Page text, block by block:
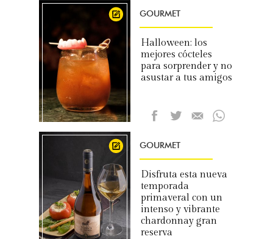
GOURMET
Halloween: los
mejores cócteles
para sorprender y no
asustar a tus amigos
GOURMET
Disfruta esta nueva
temporada
primaveral con un
intenso y vibrante
chardonnay gran
reserva